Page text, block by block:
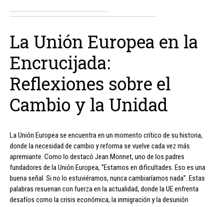
La Unión Europea en la
Encrucijada:
Reflexiones sobre el
Cambio y la Unidad
La Unión Europea se encuentra en un momento crítico de su historia,
donde la necesidad de cambio y reforma se vuelve cada vez más
apremiante. Como lo destacó Jean Monnet, uno de los padres
fundadores de la Unión Europea, “Estamos en dificultades. Eso es una
buena señal. Si no lo estuviéramos, nunca cambiaríamos nada”. Estas
palabras resuenan con fuerza en la actualidad, donde la UE enfrenta
desafíos como la crisis económica, la inmigración y la desunión